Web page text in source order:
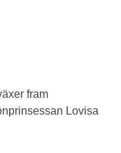
fram
Lovisa